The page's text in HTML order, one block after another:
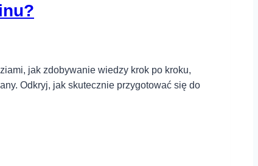
jak zdobywanie wiedzy krok po kroku,
Odkryj, jak skutecznie przygotować się do